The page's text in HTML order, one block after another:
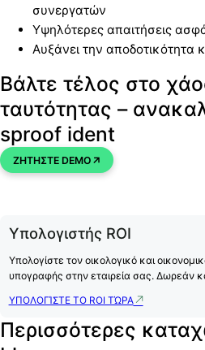
συνεργατών
Υψηλότερες απαιτήσεις
Αυξάνει την αποδοτικότητα
Βάλτε τέλος στο
ταυτότητας –
sproof ident
ΖΗΤΗΣΤΕ DEMO
Υπολογιστής ROI
Υπολογίστε τον οικολογικό και
υπογραφής στην εταιρεία σας. Δωρεάν
ΥΠΟΛΟΓΊΣΤΕ ΤΟ ROI ΤΏΡΑ
Περισσότερες